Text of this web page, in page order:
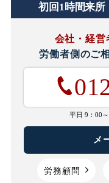
初回1時間来所
会社・経営
労働者側のご
平日 9：00
メ
労務顧問